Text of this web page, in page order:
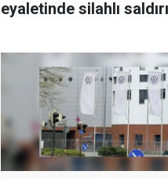
eyaletinde silahlı saldırı